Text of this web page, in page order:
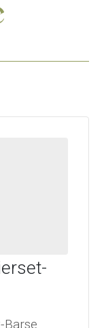
Barse